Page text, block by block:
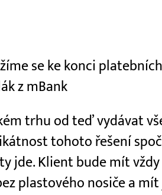
se ke konci
z mBank
trhu od teď vydávat
tohoto řešení
jde. Klient bude mít vždy
plastového nosiče a